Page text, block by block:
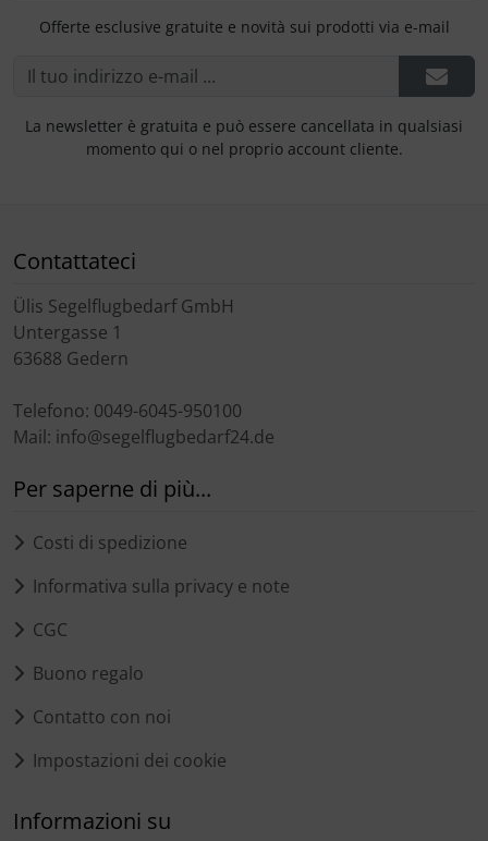
Offerte esclusive gratuite e novità sui prodotti via e-mail
La newsletter è gratuita e può essere cancellata in qualsiasi
momento qui o nel proprio account cliente.
Contattateci
Ülis Segelflugbedarf GmbH
Untergasse 1
63688 Gedern
Telefono: 0049-6045-950100
Mail: info@segelflugbedarf24.de
Per saperne di più...
Costi di spedizione
Informativa sulla privacy e note
CGC
Buono regalo
Contatto con noi
Impostazioni dei cookie
Informazioni su